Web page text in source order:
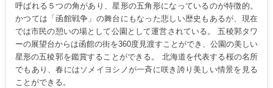
呼ばれる５つの角があり、星形の五角形になっているのが特徴的。
かつては「函館戦争」の舞台にもなった悲しい歴史もあるが、現在
では市民の憩いの場として公園として運営されている。 五稜郭タワ
ーの展望台からは函館の街を360度見渡すことができ、公園の美しい
星形の五稜郭を鑑賞することができる。 北海道を代表する桜の名所
でもあり、春にはソメイヨシノが一斉に咲き誇り美しい情景を見る
ことができる。